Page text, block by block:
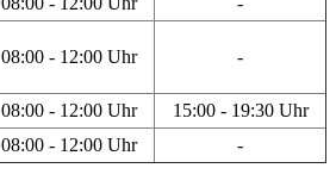
08:00 - 12:00 Uhr -
08:00 - 12:00 Uhr
15:00 - 19:30 Uhr
08:00 - 12:00 Uhr -